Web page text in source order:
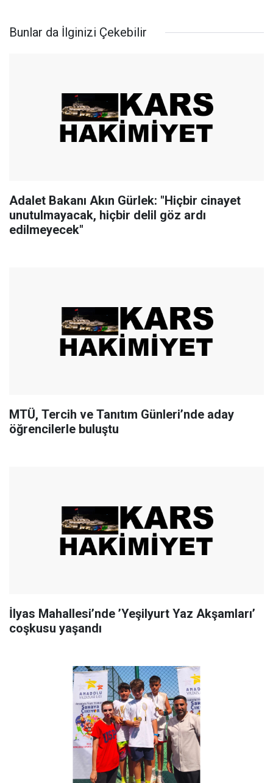
Bunlar da İlginizi Çekebilir
Adalet Bakanı Akın Gürlek: "Hiçbir cinayet
unutulmayacak, hiçbir delil göz ardı
edilmeyecek"
MTÜ, Tercih ve Tanıtım Günleri’nde aday
öğrencilerle buluştu
İlyas Mahallesi’nde ’Yeşilyurt Yaz Akşamları’
coşkusu yaşandı